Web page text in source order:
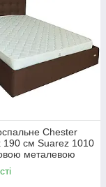
Chester
190 см Suarez 1010
металевою
рамою